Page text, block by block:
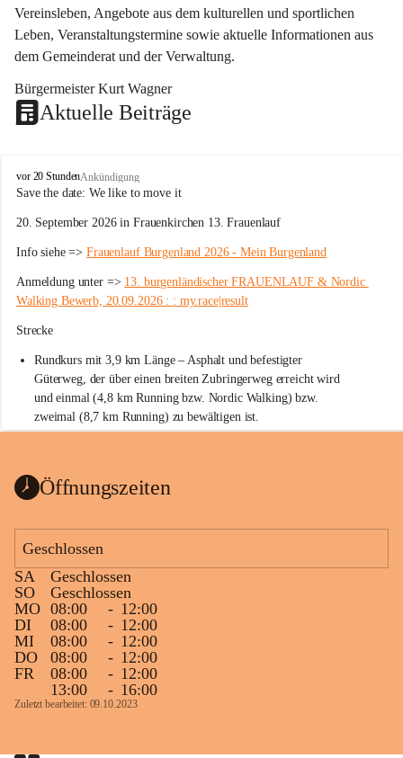
Vereinsleben, Angebote aus dem kulturellen und sportlichen
Leben, Veranstaltungstermine sowie aktuelle Informationen aus
dem Gemeinderat und der Verwaltung.
Bürgermeister Kurt Wagner
Aktuelle Beiträge
W
ö
t
r
b
e
r
g
vor 20 StundenAnkündigung
Save the date: We like to move it
20. September 2026 in Frauenkirchen 13. Frauenlauf
Info siehe => Frauenlauf Burgenland 2026 - Mein Burgenland
Anmeldung unter => 13. burgenländischer FRAUENLAUF & Nordic
Walking Bewerb, 20.09.2026 : : my.race|result
Strecke
Rundkurs mit 3,9 km Länge – Asphalt und befestigter
Güterweg, der über einen breiten Zubringerweg erreicht wird
und einmal (4,8 km Running bzw. Nordic Walking) bzw.
zweimal (8,7 km Running) zu bewältigen ist.
Parkplatz auf der Rückseite der St. Martins Therme & Lodge
Zielgelände mit Verpflegungstruck
Ablauf
Samstag, 19.9.
13 bis 15 Uhr Startnummernausgabe, im Seminarraum der St.
Martins Therme & Lodge Frauenkirchen (vom Parkplatz hinter
der Therme zugänglich)
Sonntag, 20.9.
Öffnungszeiten
Geschlossen
SA
Geschlossen
SO
Geschlossen
MO 08:00 - 12:00
DI
08:00 - 12:00
MI
08:00 - 12:00
DO
08:00 - 12:00
FR
08:00 - 12:00
13:00
- 16:00
Zuletzt bearbeitet: 09.10.2023